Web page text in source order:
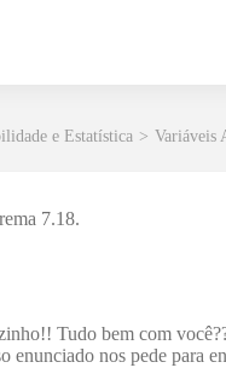
e Estatística > Variáveis
7.18.
Tudo bem com
enunciado nos pede para